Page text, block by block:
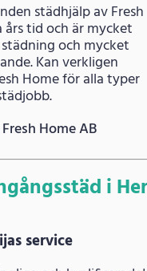
städhjälp av Fresh
tid och är mycket
och mycket
Kan verkligen
Home för alla typer
Home AB
i
service